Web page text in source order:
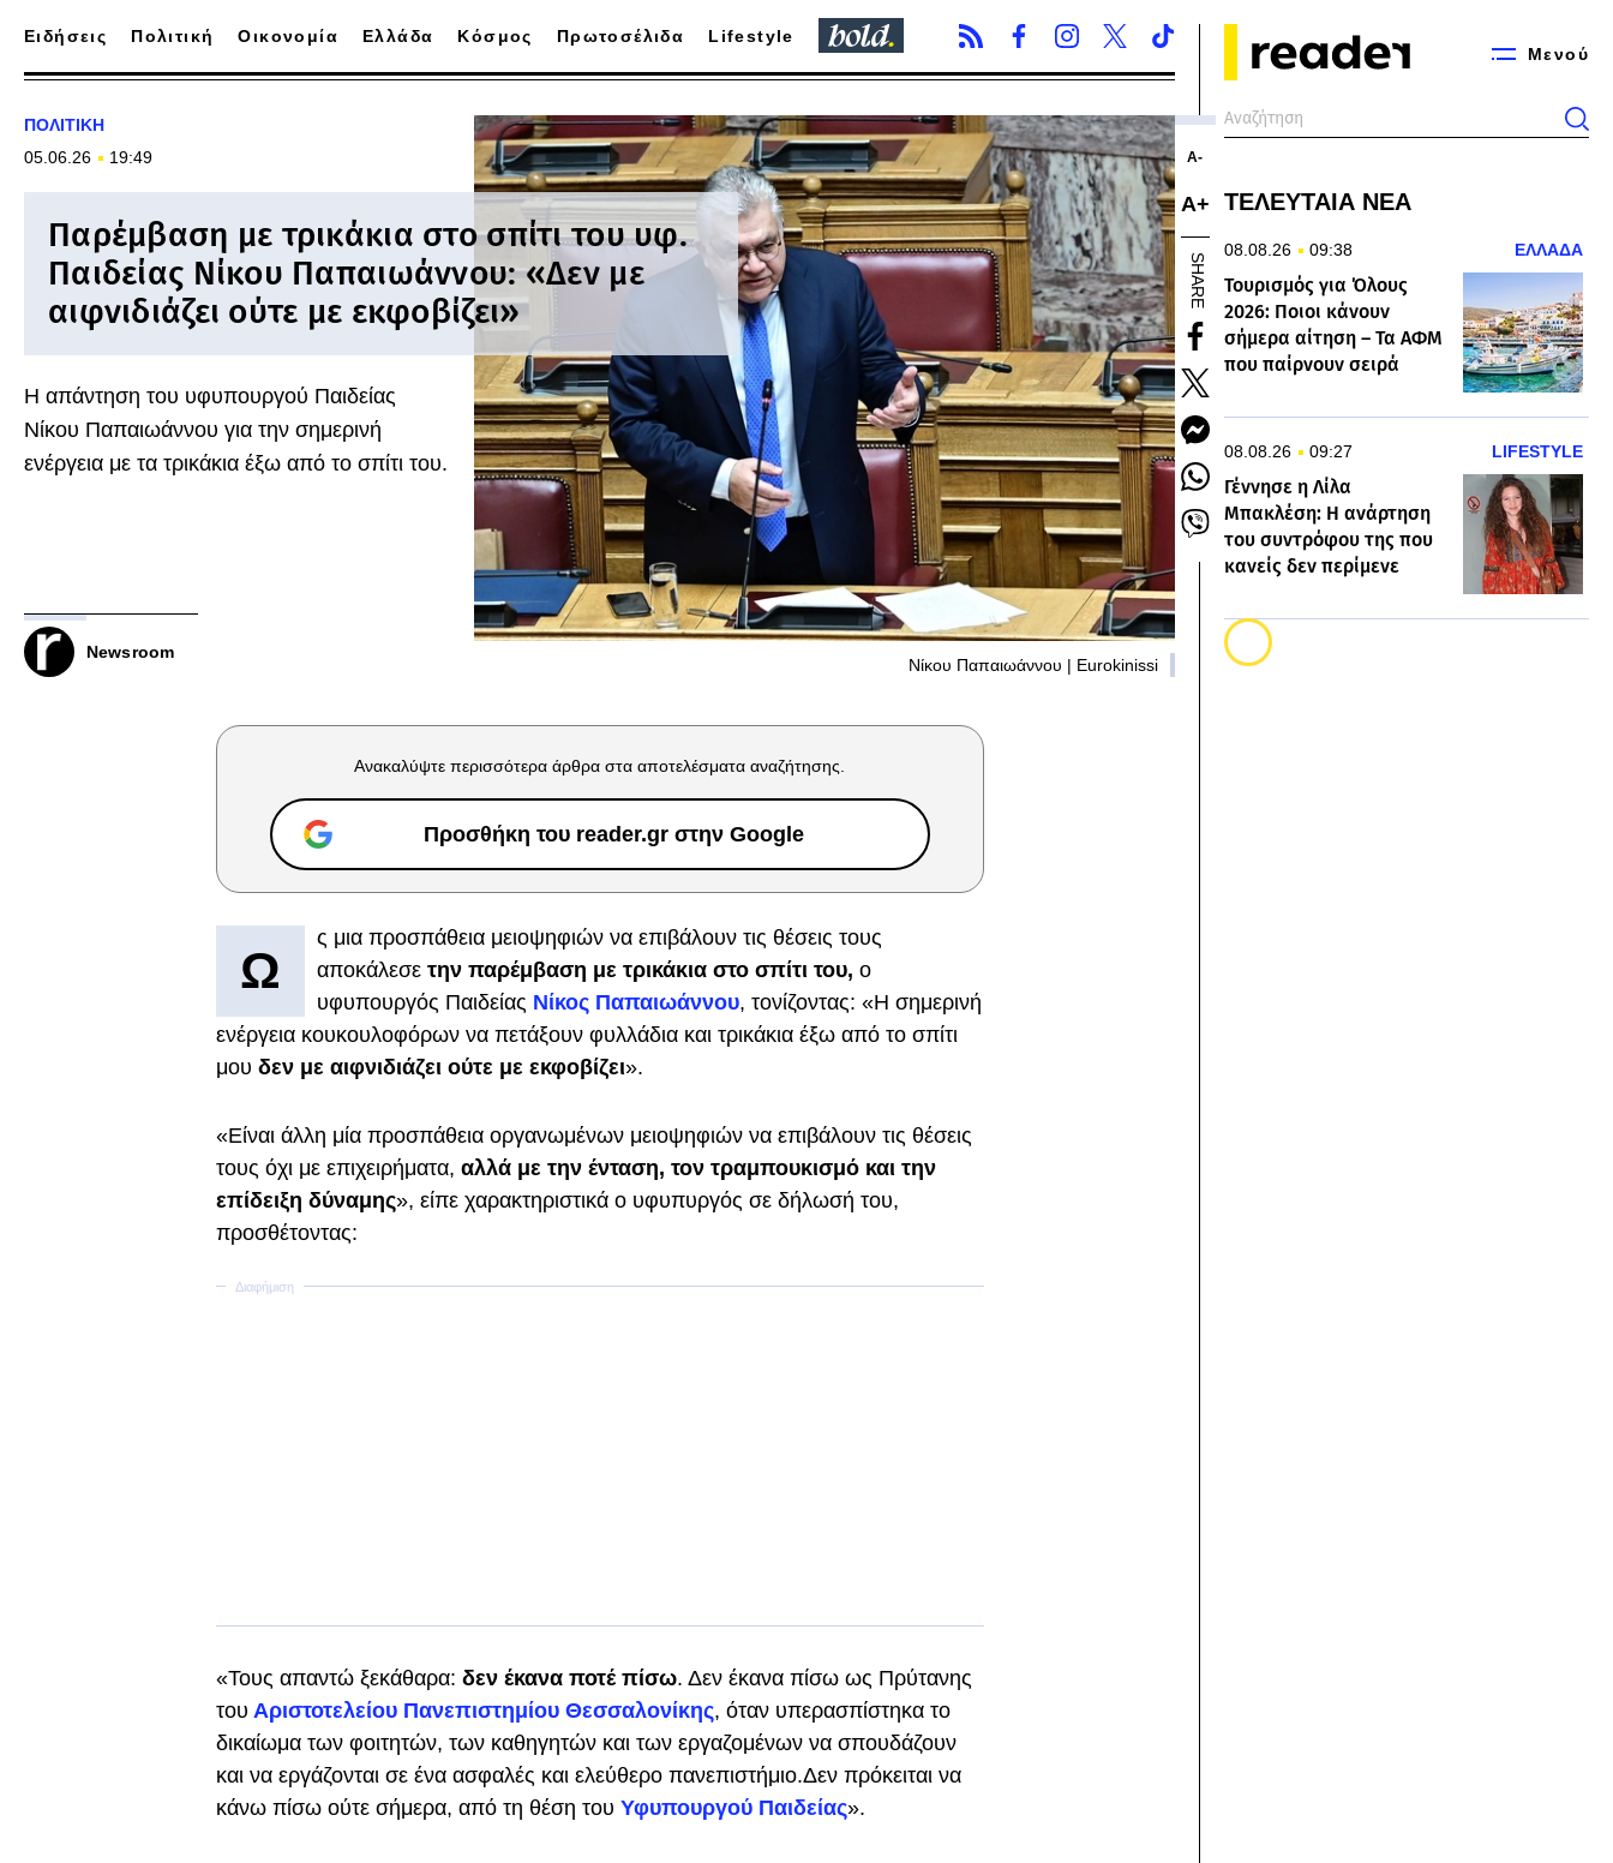
Μενού
Ειδήσεις Πολιτική Οικονομία Ελλάδα Κόσμος Πρωτοσέλιδα Lifestyle
ΠΟΛΙΤΙΚΗ
05.06.26
19:49
Παρέμβαση με τρικάκια στο σπίτι του υφ.
Παιδείας Νίκου Παπαιωάννου: «Δεν με
αιφνιδιάζει ούτε με εκφοβίζει»
Η απάντηση του υφυπουργού Παιδείας
Νίκου Παπαιωάννου για την σημερινή
ενέργεια με τα τρικάκια έξω από το σπίτι του.
Newsroom
Νίκου Παπαιωάννου | Eurokinissi
Α-
Α+
SHARE
Ανακαλύψτε περισσότερα άρθρα στα αποτελέσματα αναζήτησης.
Προσθήκη του reader.gr στην Google
Ω
ς μια προσπάθεια μειοψηφιών να επιβάλουν τις θέσεις τους
αποκάλεσε την παρέμβαση με τρικάκια στο σπίτι του, ο
υφυπουργός Παιδείας Νίκος Παπαιωάννου, τονίζοντας: «Η σημερινή
ενέργεια κουκουλοφόρων να πετάξουν φυλλάδια και τρικάκια έξω από το σπίτι
μου δεν με αιφνιδιάζει ούτε με εκφοβίζει».
«Είναι άλλη μία προσπάθεια οργανωμένων μειοψηφιών να επιβάλουν τις θέσεις
τους όχι με επιχειρήματα, αλλά με την ένταση, τον τραμπουκισμό και την
επίδειξη δύναμης», είπε χαρακτηριστικά ο υφυπυργός σε δήλωσή του,
προσθέτοντας:
«Τους απαντώ ξεκάθαρα: δεν έκανα ποτέ πίσω. Δεν έκανα πίσω ως Πρύτανης
του Αριστοτελείου Πανεπιστημίου Θεσσαλονίκης, όταν υπερασπίστηκα το
δικαίωμα των φοιτητών, των καθηγητών και των εργαζομένων να σπουδάζουν
και να εργάζονται σε ένα ασφαλές και ελεύθερο πανεπιστήμιο.Δεν πρόκειται να
κάνω πίσω ούτε σήμερα, από τη θέση του Υφυπουργού Παιδείας».
ΤΕΛΕΥΤΑΙΑ ΝΕΑ
08.08.26 09:38 ΕΛΛΑΔΑ
Τουρισμός για Όλους
2026: Ποιοι κάνουν
σήμερα αίτηση – Τα ΑΦΜ
που παίρνουν σειρά
08.08.26 09:27 LIFESTYLE
Γέννησε η Λίλα
Μπακλέση: Η ανάρτηση
του συντρόφου της που
κανείς δεν περίμενε